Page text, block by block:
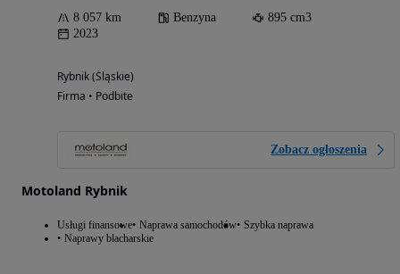
8 057 km Benzyna
895 cm3
2023
Rybnik (Śląskie)
Firma • Podbite
Zobacz ogłoszenia
Motoland Rybnik
Usługi finansowe Naprawa samochodów Szybka naprawa
Naprawy blacharskie